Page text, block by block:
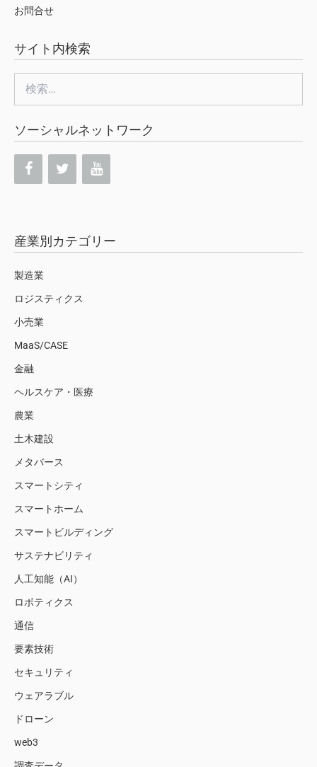
お問合せ
サイト内検索
索:
ソーシャルネットワーク
産業別カテゴリー
製造業
ロジスティクス
小売業
MaaS/CASE
金融
ヘルスケア・医療
農業
土木建設
メタバース
スマートシティ
スマートホーム
スマートビルディング
サステナビリティ
人工知能（AI）
ロボティクス
通信
要素技術
セキュリティ
ウェアラブル
ドローン
web3